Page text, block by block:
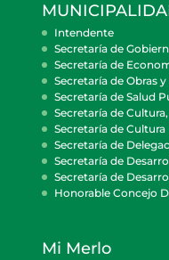
Intendente
Secretaría de
Secretaría de
Secretaría de Obras
Secretaría de Salud
Secretaría de
Secretaría de Cultura
Secretaría de
Secretaría de
Secretaría de
Honorable Concejo
Mi Merlo